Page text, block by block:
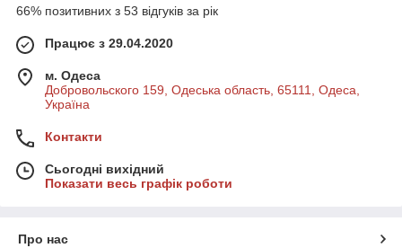
66% позитивних з 53 відгуків за рік
Працює з 29.04.2020
м. Одеса
Добровольского 159, Одеська область, 65111, Одеса,
Україна
Контакти
Сьогодні вихідний
Показати весь графік роботи
Про нас